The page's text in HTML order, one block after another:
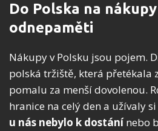
Do Polska na
odnepaměti
Nákupy v Polsku jsou pojem.
polská tržiště, která přetékala
pomalu za menší dovolenou.
hranice na celý den a užívaly
u nás nebylo k dostánínebo